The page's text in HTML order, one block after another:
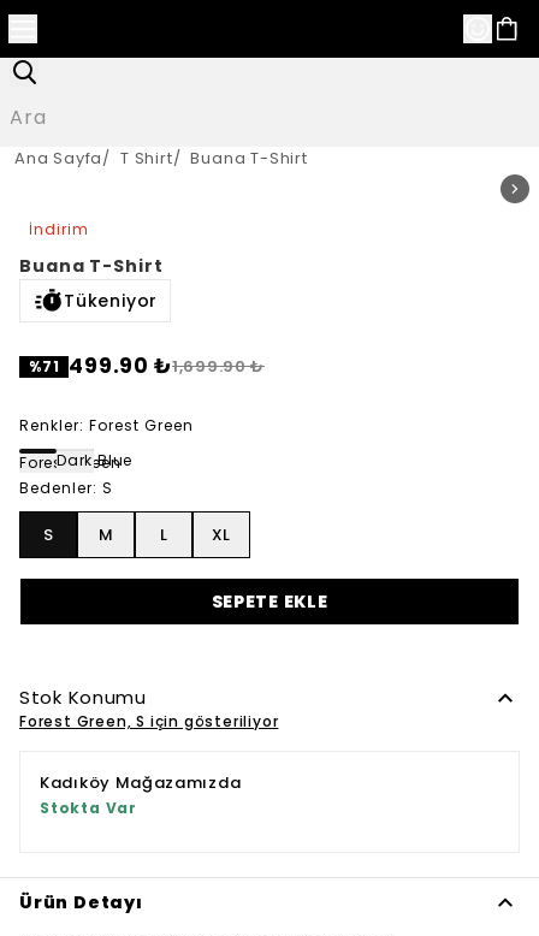
Ana Sayfa/ T Shirt/ Buana T-Shirt
İndirim
Buana T-Shirt
Tükeniyor
%71 499.90 ₺1,699.90 ₺
Renkler: Forest Green
Forest Green
Dark Blue
Bedenler: S
S M L XL
SEPETE EKLE
Stok Konumu
Forest Green, S için gösteriliyor
Kadıköy Mağazamızda
Stokta Var
Ürün Detayı